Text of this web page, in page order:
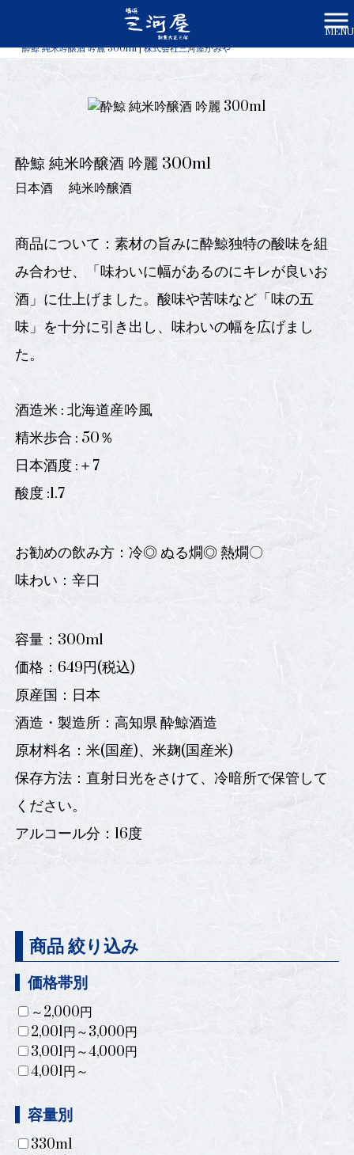
MENU
商品一覧
酔鯨 純米吟醸酒 吟麗 300ml | 株式会社三河屋かみや
酔鯨 純米吟醸酒 吟麗 300ml
日本酒 純米吟醸酒
商品について：素材の旨みに酔鯨独特の酸味を組
み合わせ、「味わいに幅があるのにキレが良いお
酒」に仕上げました。酸味や苦味など「味の五
味」を十分に引き出し、味わいの幅を広げまし
た。
酒造米 : 北海道産吟風
精米歩合 : 50％
日本酒度 :＋7
酸度 :1.7
お勧めの飲み方：冷◎ ぬる燗◎ 熱燗〇
味わい：辛口
容量：300ml
価格：649円(税込)
原産国：日本
酒造・製造所：高知県 酔鯨酒造
原材料名：米(国産)、米麹(国産米)
保存方法：直射日光をさけて、冷暗所で保管して
ください。
アルコール分：16度
商品 絞り込み
価格帯別
～2,000円
2,001円～3,000円
3,001円～4,000円
4,001円～
容量別
330ml